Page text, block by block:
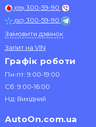
(099) 300-59-90
(067) 300-59-90
Замовити дзвінок
Запит на VIN
Графік роботи
Пн-пт: 9:00-19:00
Сб: 9:00-16:00
Нд: Вихідний
AutoOn.com.ua